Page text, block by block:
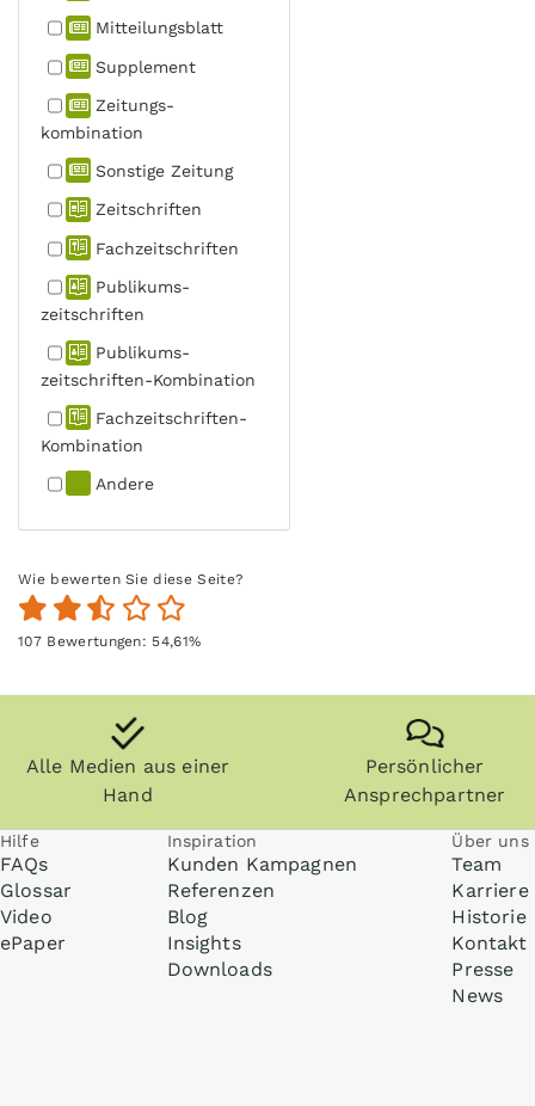
Mitteilungs­blatt
Supplement
Zeitungs­
kombination
Sonstige Zeitung
Zeitschriften
Fachzeit­schriften
Publikums­
zeitschriften
Publikums­
zeitschriften-Kombination
Fachzeit­schriften-
Kombination
Andere
Wie bewerten Sie diese Seite?
107Bewertungen: 54,61%
Alle Medien aus einer
Hand
Persönlicher
Ansprechpartner
Hilfe
FAQs
Glossar
Video
ePaper
Inspiration
Kunden Kampagnen
Referenzen
Blog
Insights
Downloads
Über uns
Team
Karriere
Historie
Kontakt
Presse
News